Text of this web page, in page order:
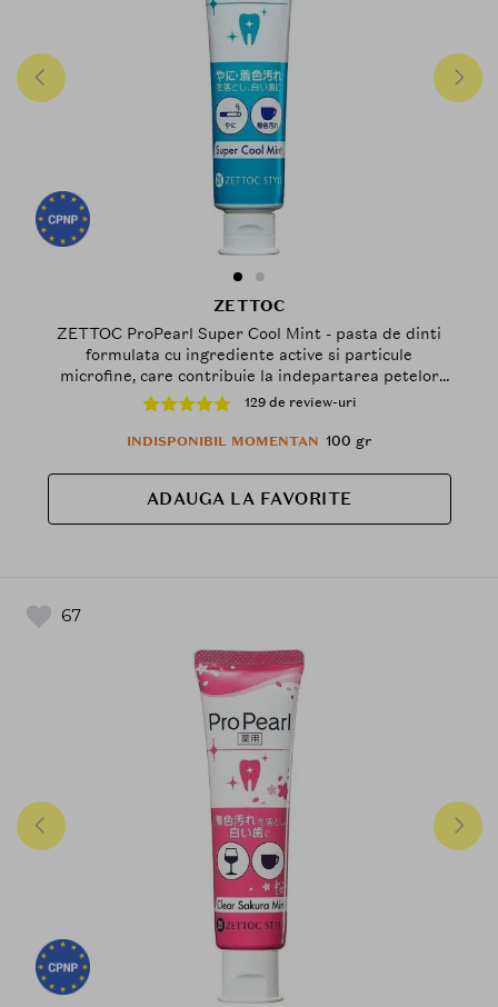
ZETTOC
ZETTOC ProPearl Super Cool Mint - pasta de dinti
formulata cu ingrediente active si particule
microfine, care contribuie la indepartarea petelor
persistente cauzate de fumat, cafea sau vin si la
mentinerea respiratiei proaspete - 100 gr
129 de review-uri
INDISPONIBIL MOMENTAN 100 gr
ADAUGA LA FAVORITE
67